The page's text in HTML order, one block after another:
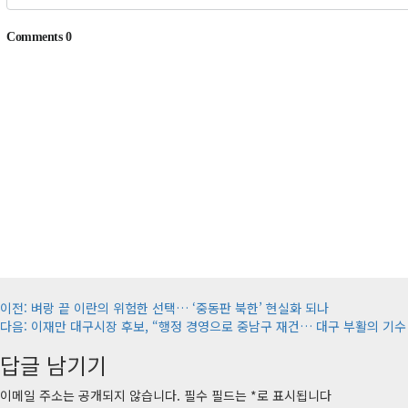
게
시
물
이전: 벼랑 끝 이란의 위험한 선택… ‘중동판 북한’ 현실화 되나
다음: 이재만 대구시장 후보, “행정 경영으로 중남구 재건… 대구 부활의 기
답글 남기기
이메일 주소는 공개되지 않습니다. 필수 필드는 *로 표시됩니다